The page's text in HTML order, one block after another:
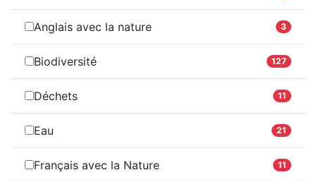
Anglais avec la nature 3
Biodiversité 127
Déchets 11
Eau 21
Français avec la Nature 11